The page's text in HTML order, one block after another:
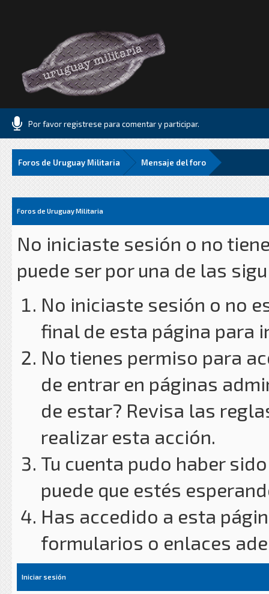
Por favor registrese para comentar y participar.
Foros de Uruguay Militaria Mensaje del foro
Foros de Uruguay Militaria
No iniciaste sesión o no
puede ser por una de las
No iniciaste sesión o no
final de esta página para
No tienes permiso para
de entrar en páginas
de estar? Revisa las
realizar esta acción.
Tu cuenta pudo haber
puede que estés
Has accedido a esta
formularios o enlaces
Iniciar sesión